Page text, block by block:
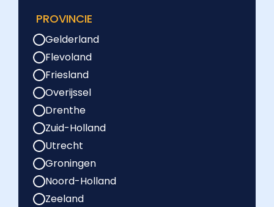
PROVINCIE
Gelderland
Flevoland
Friesland
Overijssel
Drenthe
Zuid-Holland
Utrecht
Groningen
Noord-Holland
Zeeland